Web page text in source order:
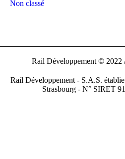
Non classé
Rail Développement © 2022
Rail Développement - S.A.S.
Strasbourg - N° SIRET